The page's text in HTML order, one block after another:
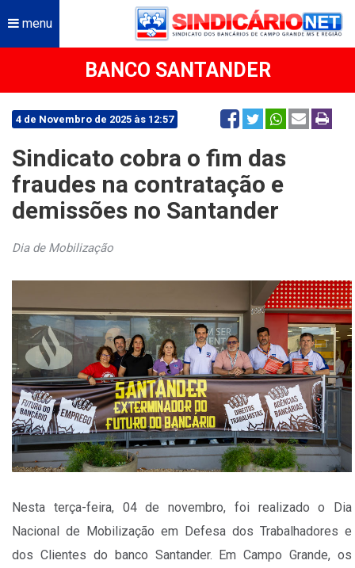
menu
BANCO SANTANDER
4 de Novembro de 2025 às 12:57
Sindicato cobra o fim das
fraudes na contratação e
demissões no Santander
Dia de Mobilização
Nesta terça-feira, 04 de novembro, foi realizado o Dia
Nacional de Mobilização em Defesa dos Trabalhadores e
dos Clientes do banco Santander. Em Campo Grande, os